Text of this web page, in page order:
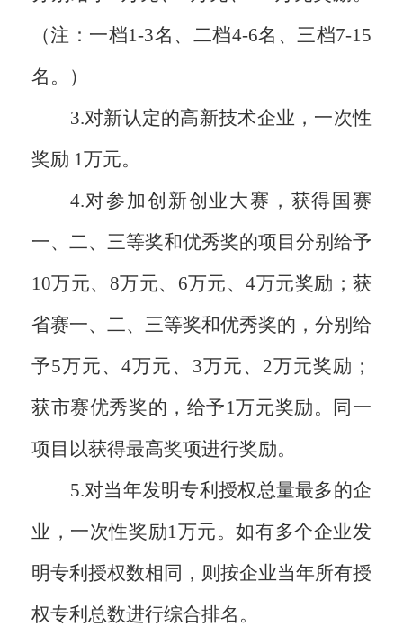
（注：一档1-3名、二档4-6名、三档7-15
名。）
3.对新认定的高新技术企业，一次性
奖励 1万元。
4.对参加创新创业大赛，获得国赛
一、二、三等奖和优秀奖的项目分别给予
10万元、8万元、6万元、4万元奖励；获
省赛一、二、三等奖和优秀奖的，分别给
予5万元、4万元、3万元、2万元奖励；
获市赛优秀奖的，给予1万元奖励。同一
项目以获得最高奖项进行奖励。
5.对当年发明专利授权总量最多的企
业，一次性奖励1万元。如有多个企业发
明专利授权数相同，则按企业当年所有授
权专利总数进行综合排名。